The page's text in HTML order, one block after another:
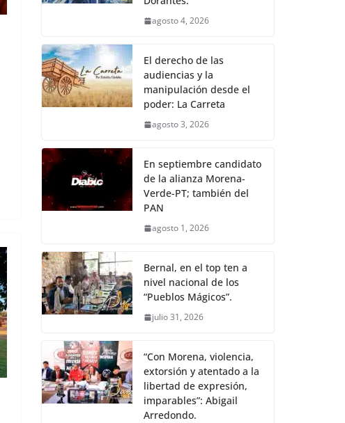
agosto 4, 2026
El derecho de las
audiencias y la
manipulación desde el
poder: La Carreta
agosto 3, 2026
En septiembre candidato
de la alianza Morena-
Verde-PT; también del
PAN
agosto 1, 2026
Bernal, en el top ten a
nivel nacional de los
“Pueblos Mágicos”.
julio 31, 2026
“Con Morena, violencia,
extorsión y atentado a la
libertad de expresión,
imparables”: Abigail
Arredondo.